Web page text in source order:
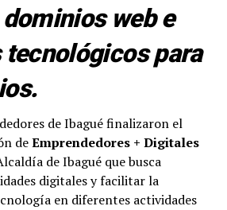
web e
para
de Ibagué finalizaron el
deEmprendedores + Digitales
de Ibagué que busca
digitales y facilitar la
en diferentes actividades